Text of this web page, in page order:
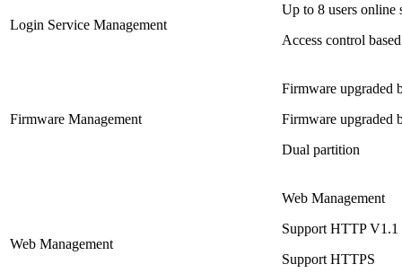
Login Service Management
Up to 8 users online
Access control
Firmware Management
Firmware upgraded
Firmware upgraded
Dual partition
Web Management
Web Management
Support HTTP V1.1
Support HTTPS